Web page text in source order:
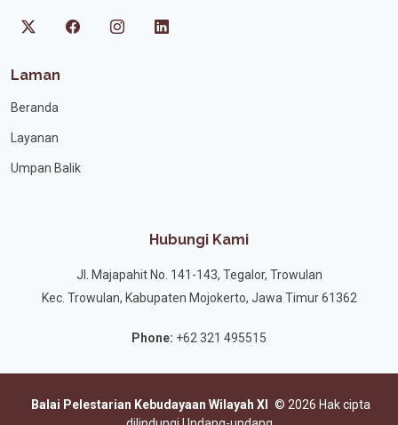
Laman
Beranda
Layanan
Umpan Balik
Hubungi Kami
Jl. Majapahit No. 141-143, Tegalor, Trowulan
Kec. Trowulan, Kabupaten Mojokerto, Jawa Timur 61362
Phone: +62 321 495515
Balai Pelestarian Kebudayaan Wilayah XI © 2026 Hak cipta